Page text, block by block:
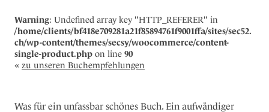
Warning: Undefined array key "HTTP_REFERER" in
/home/clients/bf418e709281a21f85894761f9001ffa/sites/sec52.
ch/wp-content/themes/secsy/woocommerce/content-
single-product.php on line 90
« zu unseren Buchempfehlungen
Was für ein unfassbar schönes Buch. Ein aufwändiger